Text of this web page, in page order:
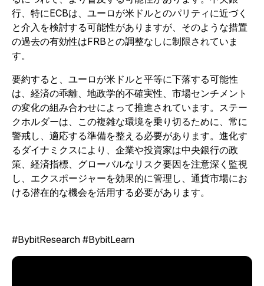
行、特にECBは、ユーロが米ドルとのパリティに近づく
と介入を検討する可能性がありますが、そのような措置
の過去の有効性はFRBとの調整なしに制限されていま
す。
要約すると、ユーロが米ドルと平等に下落する可能性
は、経済の乖離、地政学的不確実性、市場センチメント
の変化の組み合わせによって推進されています。ステー
クホルダーは、この複雑な環境を乗り切るために、常に
警戒し、適応する準備を整える必要があります。進化す
るダイナミクスにより、企業や投資家は中央銀行の政
策、経済指標、グローバルなリスク要因を注意深く監視
し、エクスポージャーを効果的に管理し、通貨市場にお
ける潜在的な機会を活用する必要があります。
#BybitResearch #BybitLearn